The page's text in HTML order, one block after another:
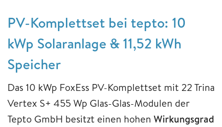
PV-Komplettset bei tepto: 10
kWp Solaranlage & 11,52 kWh
Speicher
Das 10 kWp FoxEss PV-Komplettset mit 22 Trina
Vertex S+ 455 Wp Glas-Glas-Modulen der
Tepto GmbH besitzt einen hohen Wirkungsgrad